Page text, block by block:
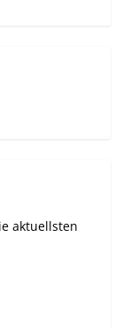
aktuellsten